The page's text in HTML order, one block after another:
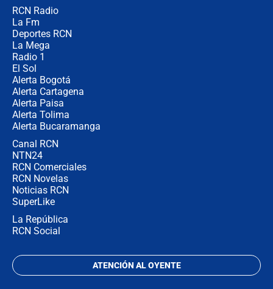
RCN Radio
La Fm
Deportes RCN
La Mega
Radio 1
El Sol
Alerta Bogotá
Alerta Cartagena
Alerta Paisa
Alerta Tolima
Alerta Bucaramanga
Canal RCN
NTN24
RCN Comerciales
RCN Novelas
Noticias RCN
SuperLike
La República
RCN Social
ATENCIÓN AL OYENTE